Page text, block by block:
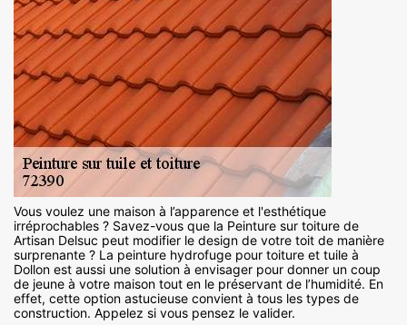
Vous voulez une maison à l’apparence et l'esthétique
irréprochables ? Savez-vous que la Peinture sur toiture de
Artisan Delsuc peut modifier le design de votre toit de manière
surprenante ? La peinture hydrofuge pour toiture et tuile à
Dollon est aussi une solution à envisager pour donner un coup
de jeune à votre maison tout en le préservant de l’humidité. En
effet, cette option astucieuse convient à tous les types de
construction. Appelez si vous pensez le valider.